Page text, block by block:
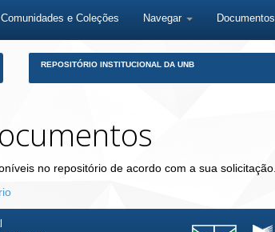
Comunidades e Coleções Navegar Documentos
REPOSITÓRIO INSTITUCIONAL DA UNB
no repositório de acordo com a sua solicitação.